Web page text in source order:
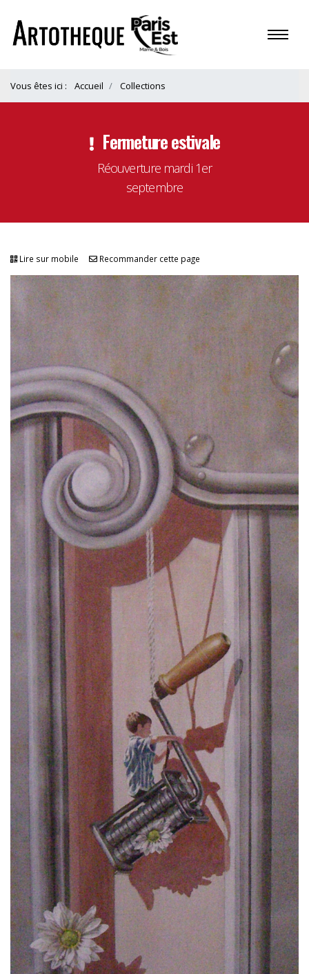
Vous êtes ici : Accueil Collections
Fermeture estivale
Réouverture mardi 1er
septembre
Lire sur mobile Recommander cette page